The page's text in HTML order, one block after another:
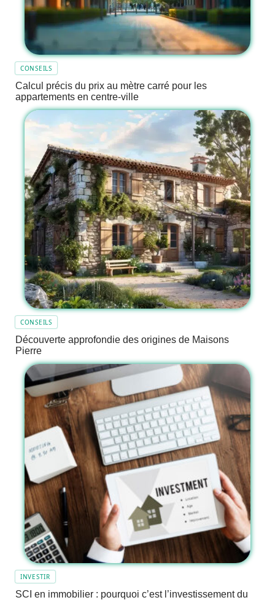
CONSEILS
Calcul précis du prix au mètre carré pour les
appartements en centre-ville
CONSEILS
Découverte approfondie des origines de Maisons
Pierre
INVESTIR
SCI en immobilier : pourquoi c’est l’investissement du